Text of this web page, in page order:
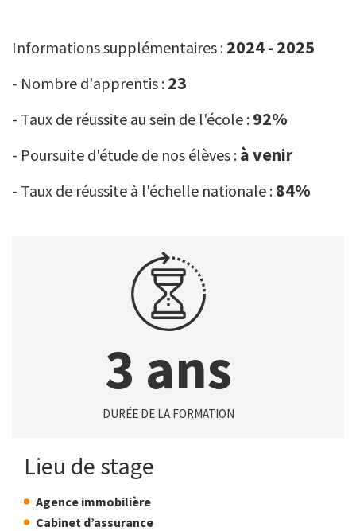
Informations supplémentaires : 2024 - 2025
- Nombre d'apprentis : 23
- Taux de réussite au sein de l'école : 92%
- Poursuite d'étude de nos élèves : à venir
- Taux de réussite à l'échelle nationale : 84%
DURÉE DE LA FORMATION
3 ans
Lieu de stage
Agence immobilière
Cabinet d’assurance